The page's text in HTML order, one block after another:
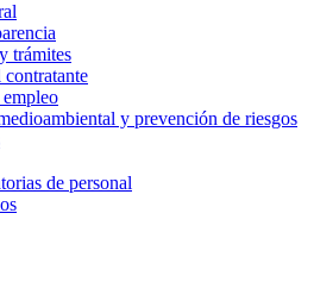
trámites
y prevención de riesgos
de personal